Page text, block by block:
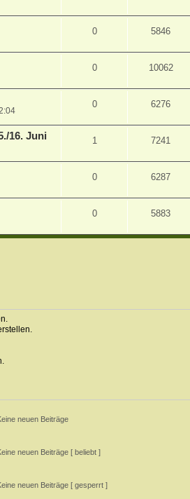
0 5846
0 10062
0 6276
16. Juni 1 7241
0 6287
0 5883
neuen Beiträge
neuen Beiträge [ beliebt ]
neuen Beiträge [ gesperrt ]